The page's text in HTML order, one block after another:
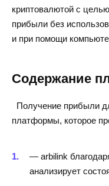
криптовалютой с
прибыли без
и при помощи
Содержание
Получение прибыли
платформы, которое
— arbilink
анализирует